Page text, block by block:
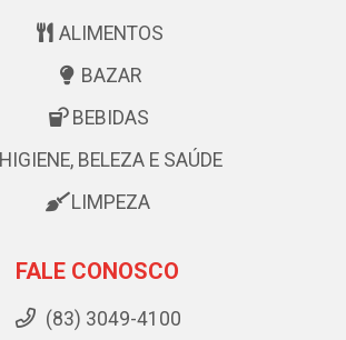
ALIMENTOS
BAZAR
BEBIDAS
HIGIENE, BELEZA E SAÚDE
LIMPEZA
FALE CONOSCO
(83) 3049-4100